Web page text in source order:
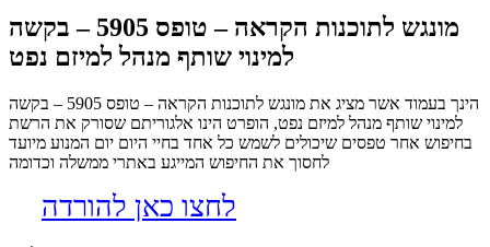
מונגש לתוכנות הקראה – טופס 5905 – בקשה
למינוי שותף מנהל למיזם נפט
הינך בעמוד אשר מציג את מונגש לתוכנות הקראה – טופס 5905 – בקשה
למינוי שותף מנהל למיזם נפט, הופרט הינו אלגוריתם שסורק את הרשת
בחיפוש אחר טפסים שיכולים לשמש כל אחד בחיי היום יום המנוע מיועד
לחסוך את החיפוש המייגע באתרי ממשלה וכדומה
לחצו כאן להורדה